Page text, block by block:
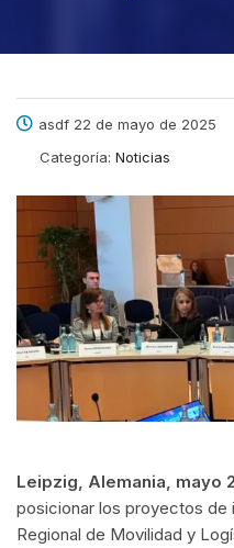
asdf 22 de mayo de 2025
Categoría: Noticias
Leipzig, Alemania, mayo
posicionar los proyectos de
Regional de Movilidad y